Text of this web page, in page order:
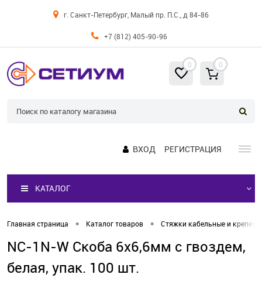
г. Санкт-Петербург, Малый пр. П.С., д 84-86
+7 (812) 405-90-96
0 0
ВХОД РЕГИСТРАЦИЯ
КАТАЛОГ
Главная страница • Каталог товаров • Стяжки кабельные и крепеж
NC-1N-W Скоба 6х6,6мм с гвоздем,
белая, упак. 100 шт.